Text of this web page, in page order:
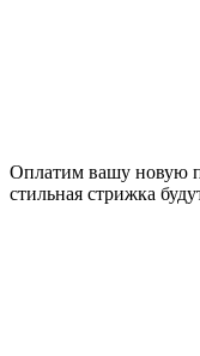
Оплатим вашу новую
стильная стрижка